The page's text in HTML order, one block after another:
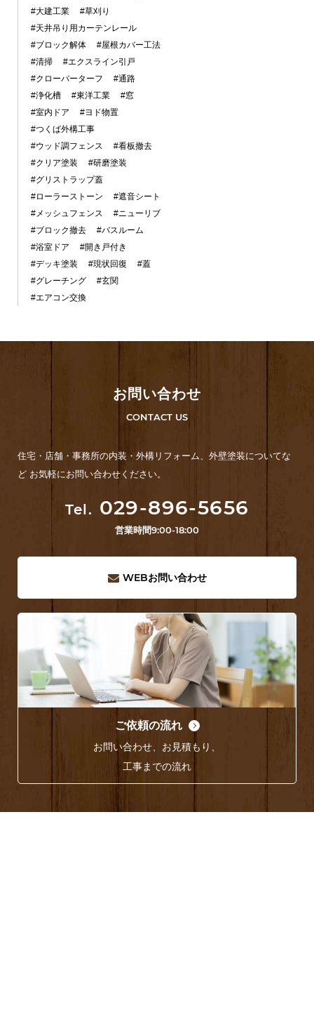
#大建工業
#草刈り
#天井吊り用カーテンレール
#ブロック解体
#屋根カバー工法
#清掃
#エクスライン引戸
#クローバーターフ
#通路
#浄化槽
#東洋工業
#窓
#室内ドア
#ヨド物置
#つくば外構工事
#ウッド調フェンス
#看板撤去
#クリア塗装
#研磨塗装
#グリストラップ蓋
#ローラーストーン
#遮音シート
#メッシュフェンス
#ニューリブ
#ブロック撤去
#バスルーム
#浴室ドア
#開き戸付き
#デッキ塗装
#現状回復
#蓋
#グレーチング
#玄関
#エアコン交換
お問い合わせ
CONTACT US
住宅・店舗・事務所の内装・外構リフォーム、外壁塗装についてな
ど お気軽にお問い合わせください。
Tel. 029-896-5656
営業時間9:00-18:00
WEBお問い合わせ
ご依頼の流れ
お問い合わせ、お見積もり、
工事までの流れ